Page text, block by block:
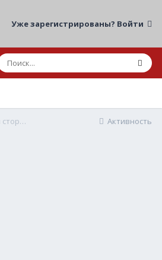
Уже зарегистрированы? Войти
Активность
13.05.2026 10:38 ДТП мот/авто Москва, ТТК, Рижская эстакада, внешняя сторона